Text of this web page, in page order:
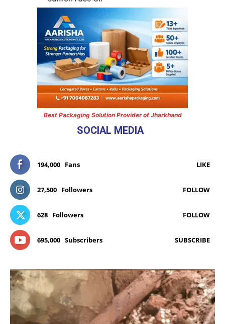
Best Packaging Solution Provider of Jharkhand
SOCIAL MEDIA
194,000 Fans LIKE
27,500 Followers FOLLOW
628 Followers FOLLOW
695,000 Subscribers SUBSCRIBE